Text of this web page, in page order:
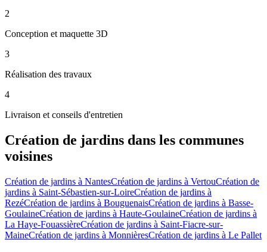
2
Conception et maquette 3D
3
Réalisation des travaux
4
Livraison et conseils d'entretien
Création de jardins dans les communes
voisines
Création de jardins à NantesCréation de jardins à VertouCréation de
jardins à Saint-Sébastien-sur-LoireCréation de jardins à
RezéCréation de jardins à BouguenaisCréation de jardins à Basse-
GoulaineCréation de jardins à Haute-GoulaineCréation de jardins à
La Haye-FouassièreCréation de jardins à Saint-Fiacre-sur-
MaineCréation de jardins à MonnièresCréation de jardins à Le Pallet